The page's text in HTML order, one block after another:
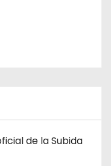
de la Subida